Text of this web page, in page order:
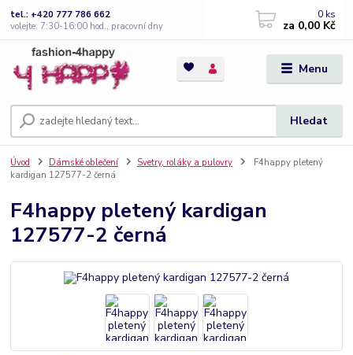
Menu
Hledat
tel.: +420 777 786 662
volejte: 7:30-16:00 hod., pracovní dny
0 ks
za 0,00 Kč
Úvod Dámské oblečení Svetry, roláky a pulovry
F4happy pletený
kardigan 127577-2 černá
F4happy pletený kardigan
127577-2 černá